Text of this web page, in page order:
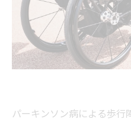
パーキンソン病による歩